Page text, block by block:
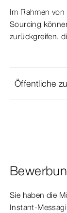
Im Rahmen
Sourcing
zurückgreifen,
Öffentliche
Sie haben die
Instant-